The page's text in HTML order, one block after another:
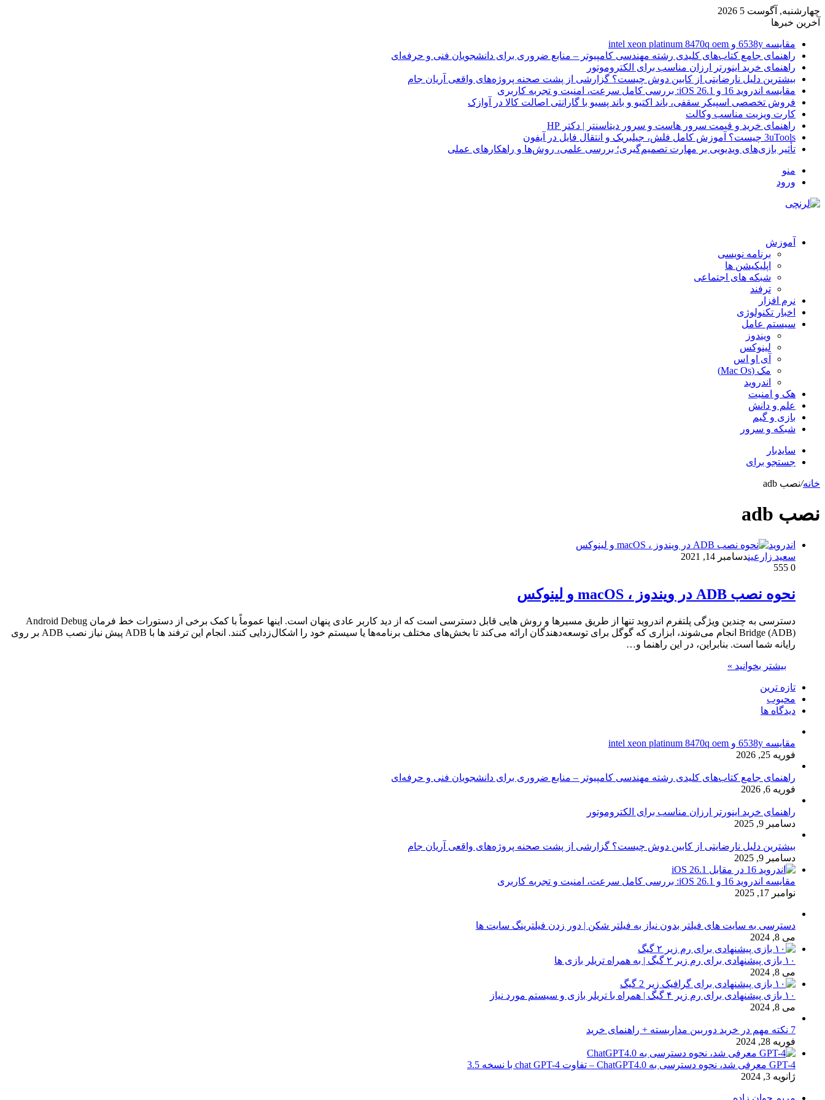
چهارشنبه, آگوست 5 2026
آخرین خبرها
مقایسه 6538y و intel xeon platinum 8470q oem
راهنمای جامع کتاب‌های کلیدی رشته مهندسی کامپیوتر – منابع ضروری برای دانشجویان فنی و حرفه‌ای
راهنمای خرید اینورتر ارزان مناسب برای الکتروموتور
بیشترین دلیل نارضایتی از کابین دوش چیست؟ گزارشی از پشت صحنه پروژه‌های واقعی آریان جام
مقایسه اندروید 16 و iOS 26.1: بررسی کامل سرعت، امنیت و تجربه کاربری
فروش تخصصی اسپیکر سقفی، باند اکتیو و باند پسیو با گارانتی اصالت کالا در آوازک
کارت ویزیت مناسب وکالت
راهنمای خرید و قیمت سرور هاست و سرور دیتاسنتر | دکتر HP
3uTools چیست؟ آموزش کامل فلش، جیلبریک و انتقال فایل در آیفون
تأثیر بازی‌های ویدیویی بر مهارت تصمیم‌گیری؛ بررسی علمی، روش‌ها و راهکارهای عملی
منو
ورود
آموزش
برنامه نویسی
اپلیکیشن ها
شبکه های اجتماعی
ترفند
نرم افزار
اخبار تکنولوژی
سیستم عامل
ویندوز
لینوکس
آی او اس
مک (Mac Os)
اندروید
هک و امنیت
علم و دانش
بازی و گیم
شبکه و سرور
سایدبار
جستجو برای
خانه/نصب adb
نصب adb
اندروید
سعید زارعیندسامبر 14, 2021
0
نحوه نصب ADB در ویندوز ، macOS و لینوکس
دسترسی به چندین ویژگی پلتفرم اندروید تنها از طریق مسیرها و روش هایی قابل دسترسی است که از دید کاربر عادی پنهان است. اینها عموماً با کمک برخی از دستورات خط فرمان Android Debug
Bridge (ADB) انجام می‌شوند، ابزاری که گوگل برای توسعه‌دهندگان ارائه می‌کند تا بخش‌های مختلف برنامه‌ها یا سیستم خود را اشکال‌زدایی کنند. انجام این ترفند ها با ADB پیش نیاز نصب ADB بر روی
رایانه شما است. بنابراین، در این راهنما و…
بیشتر بخوانید »
تازه ترین
محبوب
دیدگاه ها
مقایسه 6538y و intel xeon platinum 8470q oem
فوریه 25, 2026
راهنمای جامع کتاب‌های کلیدی رشته مهندسی کامپیوتر – منابع ضروری برای دانشجویان فنی و حرفه‌ای
فوریه 6, 2026
راهنمای خرید اینورتر ارزان مناسب برای الکتروموتور
دسامبر 9, 2025
بیشترین دلیل نارضایتی از کابین دوش چیست؟ گزارشی از پشت صحنه پروژه‌های واقعی آریان جام
دسامبر 9, 2025
مقایسه اندروید 16 و iOS 26.1: بررسی کامل سرعت، امنیت و تجربه کاربری
نوامبر 17, 2025
دسترسی به سایت های فیلتر بدون نیاز به فیلتر شکن | دور زدن فیلترینگ سایت ها
می 8, 2024
۱۰ بازی پیشنهادی برای رم زیر ۲ گیگ | به همراه تریلر بازی ها
می 8, 2024
۱۰ بازی پیشنهادی برای رم زیر ۴ گیگ | همراه با تریلر بازی و سیستم مورد نیاز
می 8, 2024
7 نکته مهم در خرید دوربین مداربسته + راهنمای خرید
فوریه 28, 2024
GPT-4 معرفی شد، نحوه دسترسی به ChatGPT4.0 – تفاوت chat GPT-4 با نسخه 3.5
ژانویه 3, 2024
مریم جوان زاده